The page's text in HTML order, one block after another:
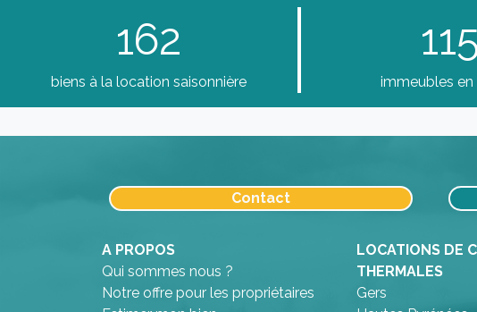
162
biens à la location saisonnière immeubles en
Contact
A PROPOS
Qui sommes nous ?
Notre offre pour les propriétaires
LOCATIONS DE
THERMALES
Gers